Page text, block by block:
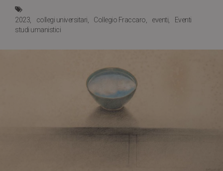
2023 collegi universitari Collegio Fraccaro eventi
Eventi
studi umanistici